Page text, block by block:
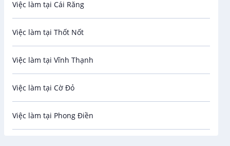
Biên phiên dịch
Bưu chính viễn thông
Cơ khí
Công nghệ sinh học
Công nghệ thực phẩm
Việc làm tại Cái Răng
Việc làm tại Thốt Nốt
Việc làm tại Vĩnh Thạnh
Việc làm tại Cờ Đỏ
Việc làm tại Phong Điền